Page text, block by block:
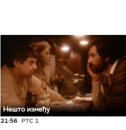
Нешто између
21:56 РТС 1